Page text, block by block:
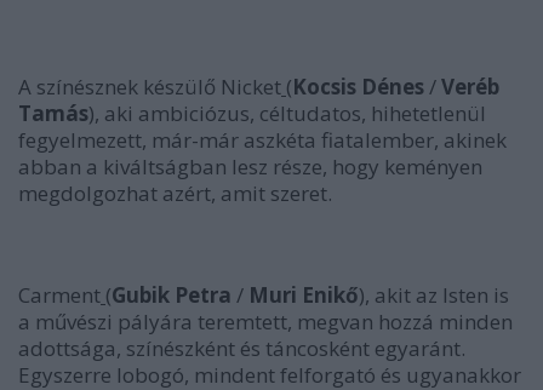
A színésznek készülő Nicket (Kocsis Dénes/Veréb
Tamás), aki ambiciózus, céltudatos, hihetetlenül
fegyelmezett, már-már aszkéta fiatalember, akinek
abban a kiváltságban lesz része, hogy keményen
megdolgozhat azért, amit szeret.
Carment (Gubik Petra / Muri Enikő), akit az Isten is
a művészi pályára teremtett, megvan hozzá minden
adottsága, színészként és táncosként egyaránt.
Egyszerre lobogó, mindent felforgató és ugyanakkor